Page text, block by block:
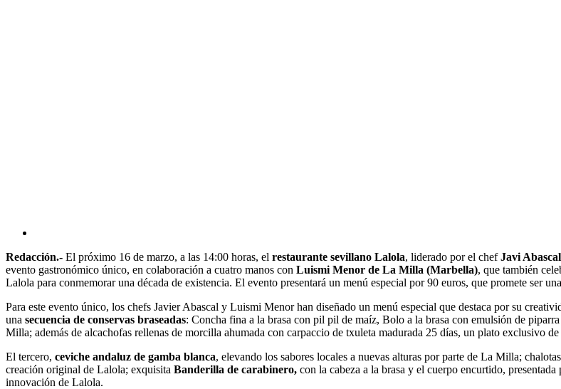
Redacción.- El próximo 16 de marzo, a las 14:00 horas, el restaurante sevillano Lalola, liderado por el chefJavi Abascal
evento gastronómico único, en colaboración a cuatro manos con Luismi Menor de La Milla (Marbella), que también
Lalola para conmemorar una década de existencia. El evento presentará un menú especial por 90 euros, que promete ser
Para este evento único, los chefs Javier Abascal y Luismi Menor han diseñado un menú especial que destaca por su
una secuencia de conservas braseadas: Concha fina a la brasa con pil pil de maíz, Bolo a la brasa con emulsión de
Milla; además de alcachofas rellenas de morcilla ahumada con carpaccio de txuleta madurada 25 días, un plato exclusivo
El tercero, ceviche andaluz de gamba blanca, elevando los sabores locales a nuevas alturas por parte de La Milla;
creación original de Lalola; exquisita Banderilla de carabinero, con la cabeza a la brasa y el cuerpo encurtido,
innovación de Lalola.